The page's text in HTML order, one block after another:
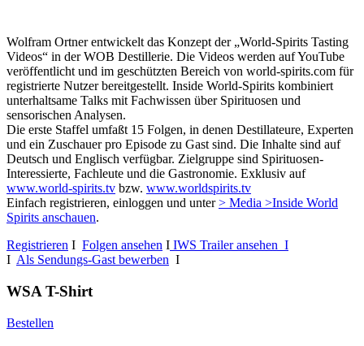
Wolfram Ortner entwickelt das Konzept der „World-Spirits Tasting
Videos“ in der WOB Destillerie. Die Videos werden auf YouTube
veröffentlicht und im geschützten Bereich von world-spirits.com für
registrierte Nutzer bereitgestellt. Inside World-Spirits kombiniert
unterhaltsame Talks mit Fachwissen über Spirituosen und
sensorischen Analysen.
Die erste Staffel umfaßt 15 Folgen, in denen Destillateure, Experten
und ein Zuschauer pro Episode zu Gast sind. Die Inhalte sind auf
Deutsch und Englisch verfügbar. Zielgruppe sind Spirituosen-
Interessierte, Fachleute und die Gastronomie. Exklusiv auf
www.world-spirits.tv bzw. www.worldspirits.tv
Einfach registrieren, einloggen und unter> Media >Inside World
Spirits anschauen.
Registrieren I Folgen ansehen I IWS Trailer ansehen I
I Als Sendungs-Gast bewerben I
WSA T-Shirt
Bestellen